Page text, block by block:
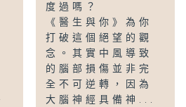
度過嗎？
《醫生與你》為你
打破這個絕望的觀
念。其實中風導致
的腦部損傷並非完
全不可逆轉，因為
大腦神經具備神...